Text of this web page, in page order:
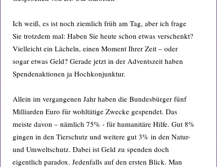
Ich weiß, es ist noch ziemlich früh am Tag, aber ich frage
Sie trotzdem mal: Haben Sie heute schon etwas verschenkt?
Vielleicht ein Lächeln, einen Moment Ihrer Zeit – oder
sogar etwas Geld? Gerade jetzt in der Adventszeit haben
Spendenaktionen ja Hochkonjunktur.
Allein im vergangenen Jahr haben die Bundesbürger fünf
Milliarden Euro für wohltätige Zwecke gespendet. Das
meiste davon – nämlich 75% - für humanitäre Hilfe. Gut 8%
gingen in den Tierschutz und weitere gut 3% in den Natur-
und Umweltschutz. Dabei ist Geld zu spenden doch
eigentlich paradox. Jedenfalls auf den ersten Blick. Man